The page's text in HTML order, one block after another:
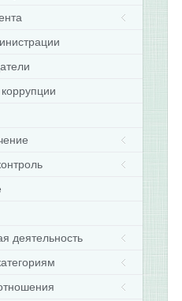
деятельность